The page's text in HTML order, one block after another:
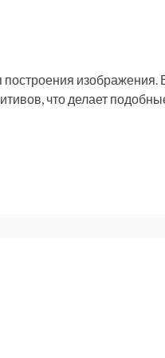
изображения.
что делает